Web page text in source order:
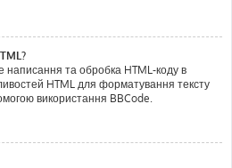
та обробка HTML-коду в
HTML для форматування тексту
використання BBCode.